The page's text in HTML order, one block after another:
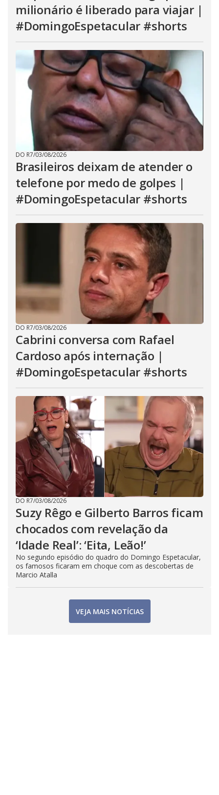
milionário é liberado para viajar |
#DomingoEspetacular #shorts
DO R7/03/08/2026
Brasileiros deixam de atender o
telefone por medo de golpes |
#DomingoEspetacular #shorts
DO R7/03/08/2026
Cabrini conversa com Rafael
Cardoso após internação |
#DomingoEspetacular #shorts
DO R7/03/08/2026
Suzy Rêgo e Gilberto Barros ficam
chocados com revelação da
‘Idade Real’: ‘Eita, Leão!’
No segundo episódio do quadro do Domingo Espetacular,
os famosos ficaram em choque com as descobertas de
Marcio Atalla
VEJA MAIS NOTÍCIAS